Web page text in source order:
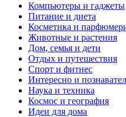
Компьютеры и гаджеты
Питание и диета
Косметика и
Животные и растения
Дом, семья и дети
Отдых и путешествия
Спорт и фитнес
Интересно и
Наука и техника
Космос и география
Идеи для дома